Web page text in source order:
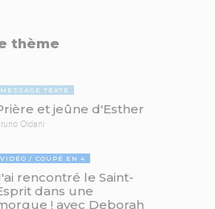
thème
MESSAGE TEXTE
et jeûne d'Esther
Oldani
VIDÉO COUPÉ EN 4
rencontré le Saint-
dans une
! avec Deborah